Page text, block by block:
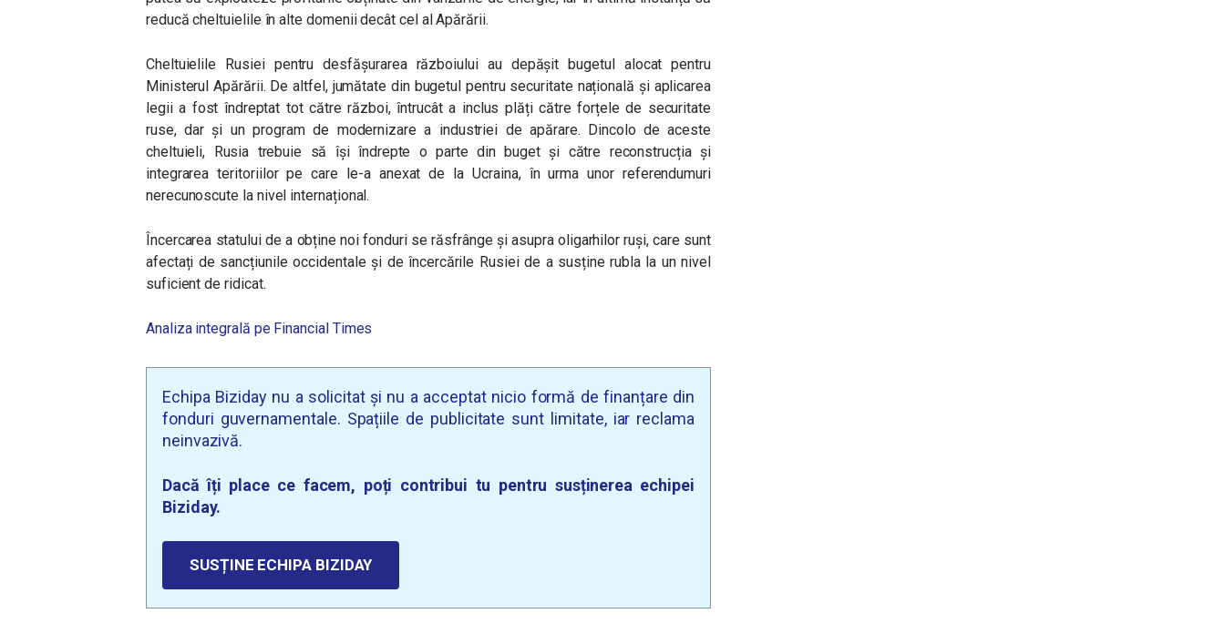
reducă cheltuielile în alte domenii decât cel al Apărării.
Cheltuielile Rusiei pentru desfășurarea războiului au depășit bugetul alocat pentru
Ministerul Apărării. De altfel, jumătate din bugetul pentru securitate națională și aplicarea
legii a fost îndreptat tot către război, întrucât a inclus plăți către forțele de securitate
ruse, dar și un program de modernizare a industriei de apărare. Dincolo de aceste
cheltuieli, Rusia trebuie să își îndrepte o parte din buget și către reconstrucția și
integrarea teritoriilor pe care le-a anexat de la Ucraina, în urma unor referendumuri
nerecunoscute la nivel internațional.
Încercarea statului de a obține noi fonduri se răsfrânge și asupra oligarhilor ruși, care sunt
afectați de sancțiunile occidentale și de încercările Rusiei de a susține rubla la un nivel
suficient de ridicat.
Analiza integrală pe Financial Times
Echipa Biziday nu a solicitat și nu a acceptat nicio formă de finanțare din
fonduri guvernamentale. Spațiile de publicitate sunt limitate, iar reclama
neinvazivă.
Dacă îți place ce facem, poți contribui tu pentru susținerea echipei
Biziday.
SUSȚINE ECHIPA BIZIDAY